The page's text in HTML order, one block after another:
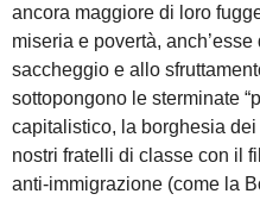
ancora maggiore di loro
miseria e povertà,
saccheggio e allo
sottopongono le sterminate
capitalistico, la borghesia
nostri fratelli di classe con il
anti-immigrazione (come la